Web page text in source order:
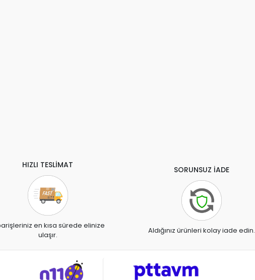
HIZLI TESLİMAT
en kısa sürede elinize
ulaşır.
SORUNSUZ İADE
Aldığınız ürünleri kolay iade edin.